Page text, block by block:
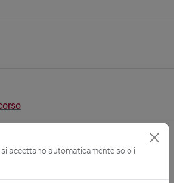
accettano automaticamente solo i